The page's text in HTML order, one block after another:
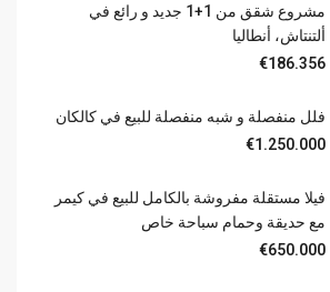
مشروع شقق من 1+1 جديد و رائع في
ألتنتاش، أنطاليا
€186.356
فلل منفصلة و شبه منفصلة للبيع في كالكان
€1.250.000
فيلا مستقلة مفروشة بالكامل للبيع في كيمر
مع حديقة وحمام سباحة خاص
€650.000